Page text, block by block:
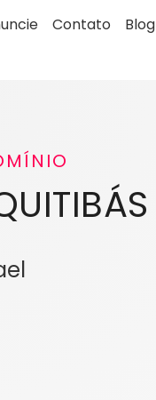
Contato Blog